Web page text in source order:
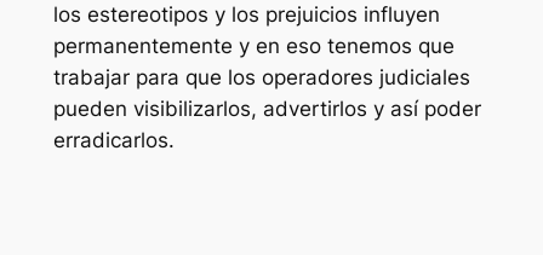
los estereotipos y los prejuicios influyen
permanentemente y en eso tenemos que
trabajar para que los operadores judiciales
pueden visibilizarlos, advertirlos y así poder
erradicarlos.